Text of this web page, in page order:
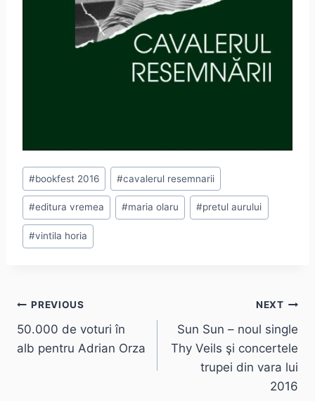
Post
Tags:
#bookfest 2016 #cavalerul resemnarii
#editura vremea #maria olaru #pretul aurului
#vintila horia
Post
navigation
PREVIOUS
50.000 de voturi în
alb pentru Adrian Orza
NEXT
Sun Sun – noul single
Thy Veils şi concertele
trupei din vara lui
2016